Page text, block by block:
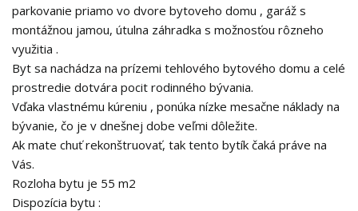
parkovanie priamo vo dvore bytoveho domu , garáž s
montážnou jamou, útulna záhradka s možnosťou rôzneho
využitia .
Byt sa nachádza na prízemi tehlového bytového domu a celé
prostredie dotvára pocit rodinného bývania.
Vďaka vlastnému kúreniu , ponúka nízke mesačne náklady na
bývanie, čo je v dnešnej dobe veľmi dôležite.
Ak mate chuť rekonštruovať, tak tento bytík čaká práve na
Vás.
Rozloha bytu je 55 m2
Dispozícia bytu :